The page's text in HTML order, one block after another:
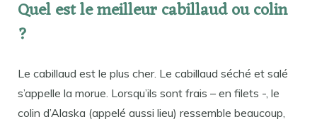
Quel est le meilleur cabillaud ou colin
?
Le cabillaud est le plus cher. Le cabillaud séché et salé
s’appelle la morue. Lorsqu’ils sont frais – en filets -, le
colin d’Alaska (appelé aussi lieu) ressemble beaucoup,